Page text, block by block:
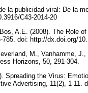
la publicidad viral: De la
C43-2014-20
A.E. (2008). The Role
785. doi: http://dx.doi.org/
M., Vanhamme,
Horizons, 50, 291-304.
Spreading the Virus:
Advertising, 11(2), 1-11.